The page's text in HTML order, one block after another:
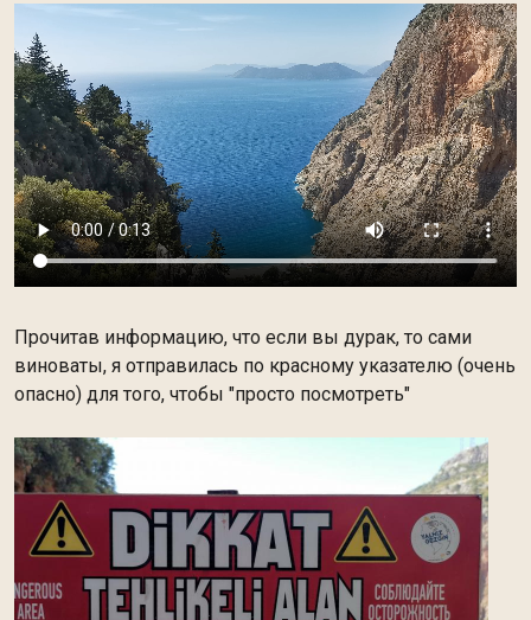
Прочитав информацию, что если вы дурак, то сами
виноваты, я отправилась по красному указателю (очень
опасно) для того, чтобы "просто посмотреть"